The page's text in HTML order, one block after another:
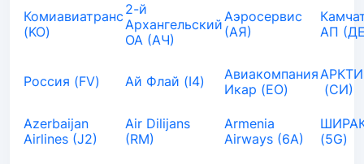
Комиавиатранс
(KO)
2-й
Архангельский
ОА (АЧ)
Аэросервис
(АЯ)
АП
Россия (FV) Ай Флай (I4)
Авиакомпания
Икар (EO)
(СИ)
Azerbaijan
Airlines (J2)
Air Dilijans
(RM)
Armenia
Airways (6A)
(5G)